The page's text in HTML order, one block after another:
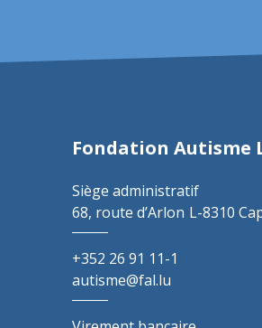
Fondation Autisme
Siège administratif
68, route d’Arlon L-8310
+352 26 91 11-1
autisme@fal.lu